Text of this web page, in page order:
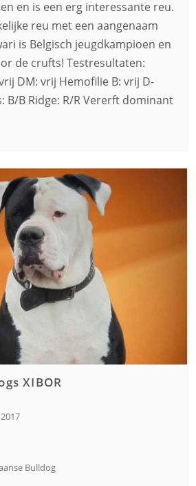
en is een erg interessante reu.
reu met een aangenaam
is Belgisch jeugdkampioen en
de crufts! Testresultaten:
DM: vrij Hemofilie B: vrij D-
B/B Ridge: R/R Vererft dominant
XIBOR
Bulldog